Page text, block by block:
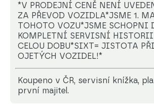
*V PRODEJNÍ CENĚ NENÍ
ZA PŘEVOD VOZIDLA*JSME 1.
TOHOTO VOZU*JSME SCHOPNI
KOMPLETNÍ SERVISNÍ HISTORII
CELOU DOBU*SIXT= JISTOTA
OJETÝCH VOZIDEL!*
koupeno v ČR, servisní knížka, platná STK,
první majitel.